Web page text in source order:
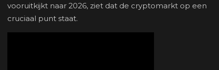
vooruitkijkt naar 2026, ziet dat de cryptomarkt op een
cruciaal punt staat.